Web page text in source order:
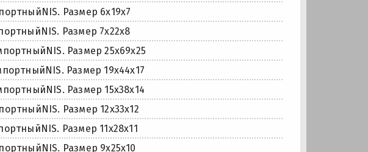
Размер 6x19x7
Размер 7x22x8
Размер 25x69x25
Размер 19x44x17
Размер 15x38x14
Размер 12x33x12
Размер 11x28x11
Размер 9x25x10